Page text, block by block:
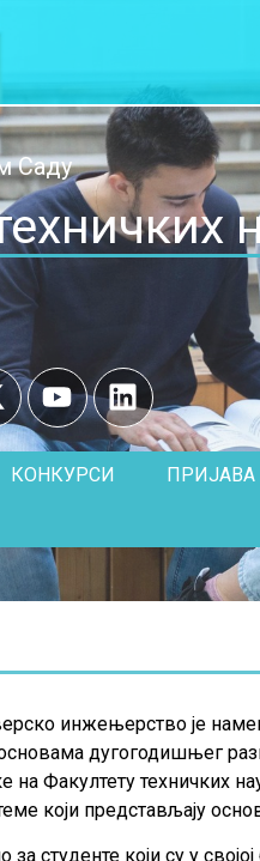
Саду
КОНКУРСИ
инжењерство је
дугогодишњег
на Факултету техничких
који представљају
који су у својој